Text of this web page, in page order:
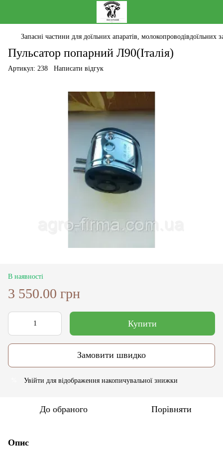
Запасні частини для доїльних апаратів, молокопроводівдоїльних
Пульсатор попарний Л90(Італія)
Артикул: 238 Написати відгук
В наявності
3 550.00 грн
Купити
Замовити швидко
Увійти для відображення накопичувальної знижки
До обраного Порівняти
Опис